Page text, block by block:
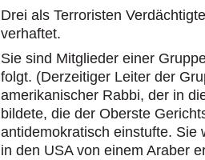
Drei als Terroristen
verhaftet.
Sie sind Mitglieder einer
folgt. (Derzeitiger Leiter der
amerikanischer Rabbi, der in
bildete, die der Oberste
antidemokratisch einstufte. Sie
in den USA von einem Araber